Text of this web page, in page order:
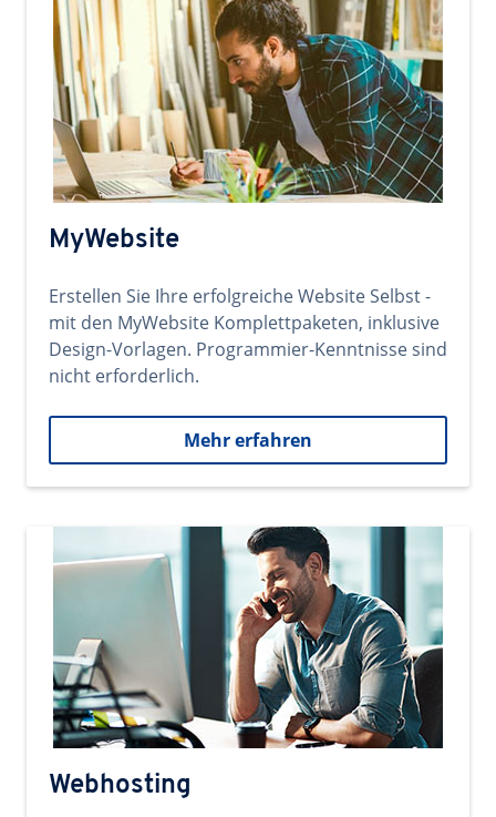
MyWebsite
Erstellen Sie Ihre erfolgreiche Website Selbst -
mit den MyWebsite Komplettpaketen, inklusive
Design-Vorlagen. Programmier-Kenntnisse sind
nicht erforderlich.
Mehr erfahren
Webhosting